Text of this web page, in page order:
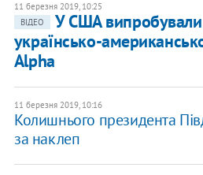
11 березня 2019, 10:25
ВІДЕО
У США
українсько-
Alpha
11 березня 2019, 10:16
Колишнього президента
за наклеп